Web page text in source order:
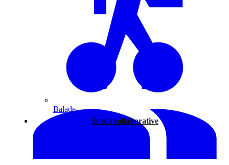
Balade
Sortie collaborative